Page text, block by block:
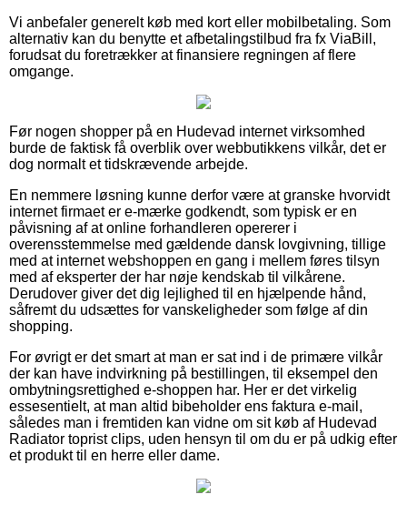
Vi anbefaler generelt køb med kort eller mobilbetaling. Som
alternativ kan du benytte et afbetalingstilbud fra fx ViaBill,
forudsat du foretrækker at finansiere regningen af flere
omgange.
Før nogen shopper på en Hudevad internet virksomhed
burde de faktisk få overblik over webbutikkens vilkår, det er
dog normalt et tidskrævende arbejde.
En nemmere løsning kunne derfor være at granske hvorvidt
internet firmaet er e-mærke godkendt, som typisk er en
påvisning af at online forhandleren opererer i
overensstemmelse med gældende dansk lovgivning, tillige
med at internet webshoppen en gang i mellem føres tilsyn
med af eksperter der har nøje kendskab til vilkårene.
Derudover giver det dig lejlighed til en hjælpende hånd,
såfremt du udsættes for vanskeligheder som følge af din
shopping.
For øvrigt er det smart at man er sat ind i de primære vilkår
der kan have indvirkning på bestillingen, til eksempel den
ombytningsrettighed e-shoppen har. Her er det virkelig
essesentielt, at man altid bibeholder ens faktura e-mail,
således man i fremtiden kan vidne om sit køb af Hudevad
Radiator toprist clips, uden hensyn til om du er på udkig efter
et produkt til en herre eller dame.